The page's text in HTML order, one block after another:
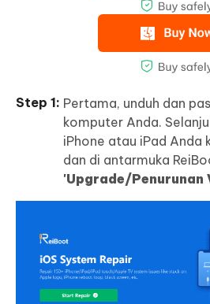
Pertama, unduh dan
komputer Anda.
iPhone atau iPad Anda
dan di antarmuka
'Upgrade/Penurunan